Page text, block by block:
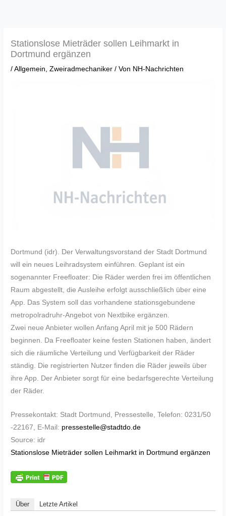
Stationslose Mieträder sollen Leihmarkt in
Dortmund ergänzen
/Allgemein,Zweiradmechaniker / Von NH-Nachrichten
Dortmund (idr). Der Verwaltungsvorstand der Stadt Dortmund
will ein neues Leihradsystem einführen. Geplant ist ein
sogenannter Freefloater: Die Räder werden frei im öffentlichen
Raum abgestellt, die Ausleihe erfolgt ausschließlich über eine
App. Das System soll das vorhandene stationsgebundene
metropolradruhr-Angebot von Nextbike ergänzen.
Zwei neue Anbieter wollen Anfang April mit je 500 Rädern
beginnen. Da Freefloater keine festen Stationen haben, ändert
sich die räumliche Verteilung und Verfügbarkeit der Räder
ständig. Die registrierten Nutzer finden die Räder jeweils über
ihre App. Der Anbieter sorgt für eine bedarfsgerechte Verteilung
der Räder.
Pressekontakt: Stadt Dortmund, Pressestelle, Telefon: 0231/50
-22167, E-Mail: pressestelle@stadtdo.de
Source: idr
Stationslose Mieträder sollen Leihmarkt in Dortmund ergänzen
Über Letzte Artikel